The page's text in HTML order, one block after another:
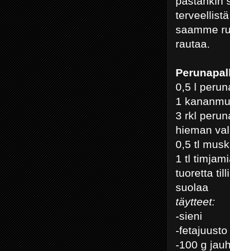
saamme
rautaa.
0,5 l
1
3 rkl
hieman
0,5 tl
1 tl
tuoretta
suolaa
täytteet:
-sieni
-fetajuusto
-100 g